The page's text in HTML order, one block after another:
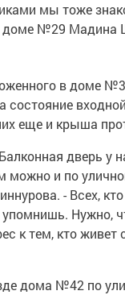
мы тоже
№29 Мадина
в доме
состояние
еще и крыша
дверь у
можно и по
- Всех,
Нужно,
к тем, кто живет
дома №42 по